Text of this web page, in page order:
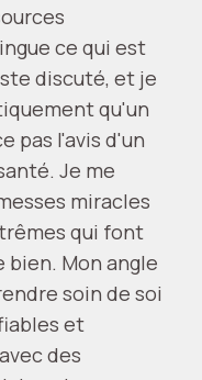
ce qui est
discuté, et je
qu'un
pas l'avis d'un
Je me
miracles
qui font
bien. Mon angle
soin de soi
et
des